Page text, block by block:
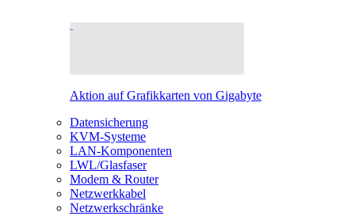
Aktion auf Grafikkarten von Gigabyte
Datensicherung
KVM-Systeme
LAN-Komponenten
LWL/Glasfaser
Modem & Router
Netzwerkkabel
Netzwerkschränke